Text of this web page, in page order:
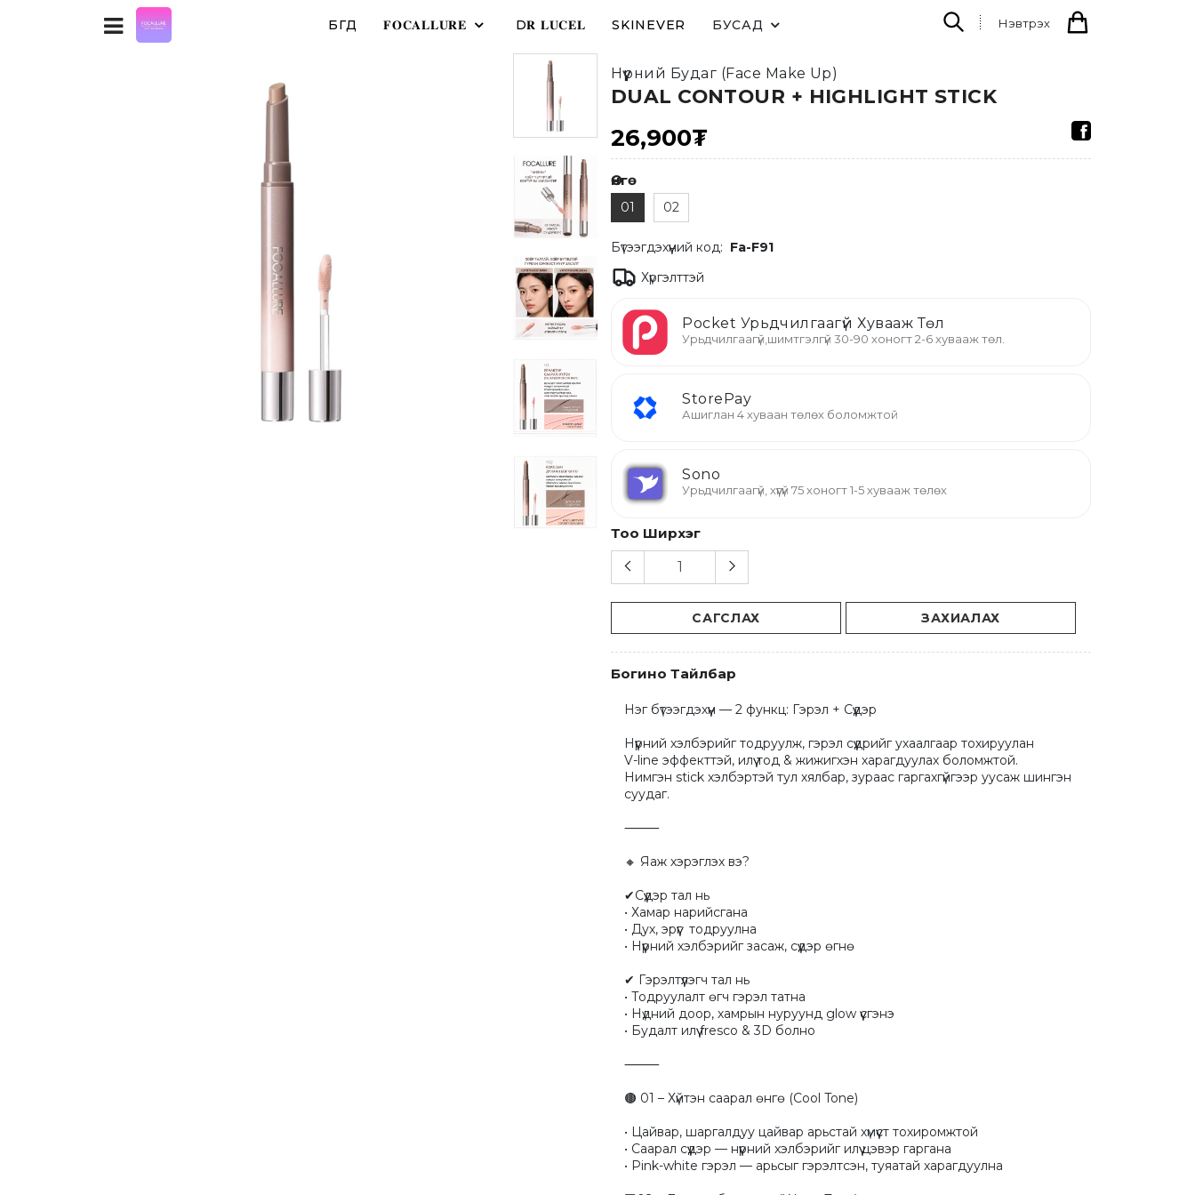
БҮГД 𝐅𝐎𝐂𝐀𝐋𝐋𝐔𝐑𝐄 D𝐑 𝐋𝐔𝐂𝐄𝐋 SKINEVER БУСАД Нэвтрэх
Нүүрний Будаг (Face Make Up)
DUAL CONTOUR + HIGHLIGHT STICK
26,900₮
Өнгө
01 02
Бүтээгдэхүүний код: Fa-F91
Хүргэлттэй
Pocket Урьдчилгаагүй Хувааж Төл
Урьдчилгаагүй,шимтгэлгүй 30-90 хоногт 2-6 хувааж төл.
StorePay
Ашиглан 4 хуваан төлөх боломжтой
Sono
Урьдчилгаагүй, хүүгүй 75 хоногт 1-5 хувааж төлөх
Тоо Ширхэг
САГСЛАХ ЗАХИАЛАХ
Богино Тайлбар
Нэг бүтээгдэхүүн — 2 функц: Гэрэл + Сүүдэр
Нүүрний хэлбэрийг тодруулж, гэрэл сүүдрийг ухаалгаар тохируулан
V-line эффекттэй, илүү тод & жижигхэн харагдуулах боломжтой.
Нимгэн stick хэлбэртэй тул хялбар, зураас гаргахгүйгээр уусаж шингэн
суудаг.
⸻
🔸 Яаж хэрэглэх вэ?
✔Сүүдэр тал нь
• Хамар нарийсгана
• Дух, эрүүг  тодруулна
• Нүүрний хэлбэрийг засаж, сүүдэр өгнө
✔ Гэрэлтүүлэгч тал нь
• Тодруулалт өгч гэрэл татна
• Нүдний доор, хамрын нуруунд glow үүсгэнэ
• Будалт илүү fresco & 3D болно
⸻
🟤 01 – Хүйтэн саарал өнгө (Cool Tone)
• Цайвар, шаргалдуу цайвар арьстай хүмүүст тохиромжтой
• Саарал сүүдэр — нүүрний хэлбэрийг илүү цэвэр гаргана
• Pink-white гэрэл — арьсыг гэрэлтсэн, туяатай харагдуулна